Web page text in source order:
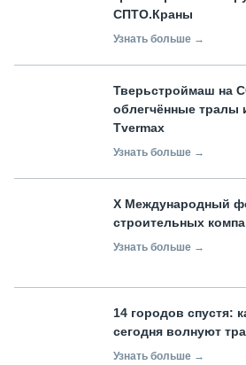
СПТО.Краны
Узнать больше →
Тверьстроймаш на
облегчённые тралы
Tvermax
Узнать больше →
X Международный
строительных
Узнать больше →
14 городов спустя:
сегодня волнуют
Узнать больше →